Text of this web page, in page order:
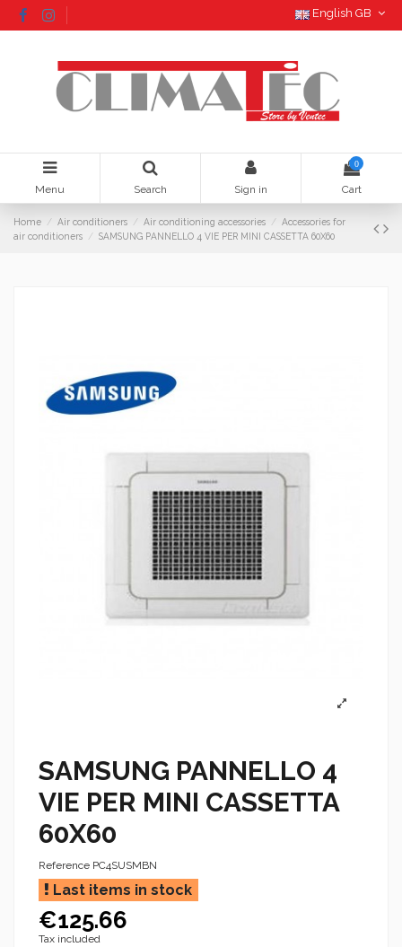
English GB
Menu Search Sign in
0
Cart
Home Air conditioners Air conditioning accessories
Accessories for
air conditioners
SAMSUNG PANNELLO 4 VIE PER MINI CASSETTA 60X60
SAMSUNG PANNELLO 4
VIE PER MINI CASSETTA
60X60
Reference PC4SUSMBN
Last items in stock
€125.66
Tax included